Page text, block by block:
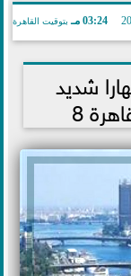
03:24 مـ بتوقيت القاهرة
شديد
8